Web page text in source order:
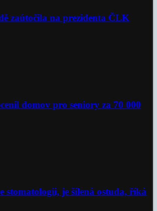
zaútočila na prezidenta ČLK
domov pro seniory za 70 000
stomatologii, je šílená ostuda, říká